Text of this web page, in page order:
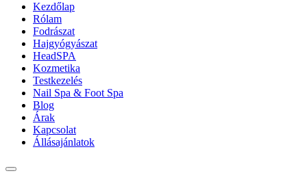
Kezdőlap
Rólam
Fodrászat
Hajgyógyászat
HeadSPA
Kozmetika
Testkezelés
Nail Spa & Foot Spa
Blog
Árak
Kapcsolat
Állásajánlatok